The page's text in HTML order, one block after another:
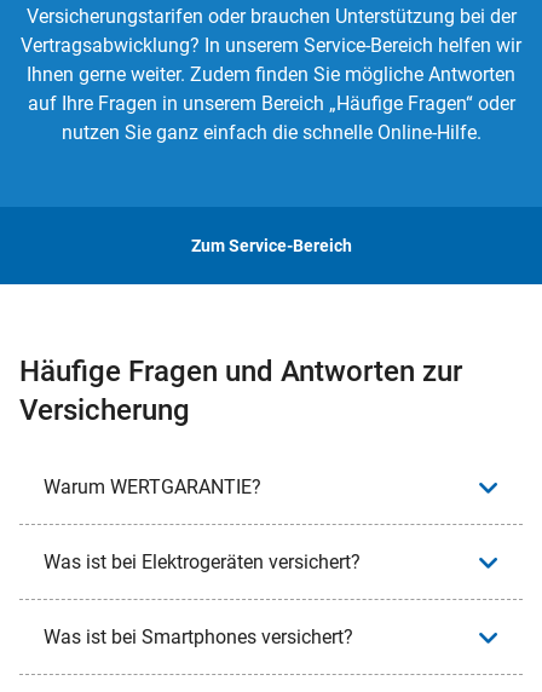
Versicherungstarifen oder brauchen Unterstützung bei der
Vertragsabwicklung? In unserem Service-Bereich helfen wir
Ihnen gerne weiter. Zudem finden Sie mögliche Antworten
auf Ihre Fragen in unserem Bereich „Häufige Fragen“ oder
nutzen Sie ganz einfach die schnelle Online-Hilfe.
Zum Service-Bereich
Häufige Fragen und Antworten zur
Versicherung
Warum WERTGARANTIE?
Was ist bei Elektrogeräten versichert?
Was ist bei Smartphones versichert?